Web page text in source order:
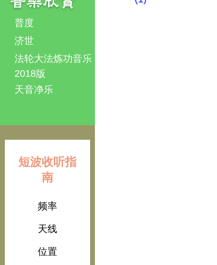
普度
济世
法轮大法炼功音乐
2018版
天音净乐
短波收听指
南
频率
天线
位置